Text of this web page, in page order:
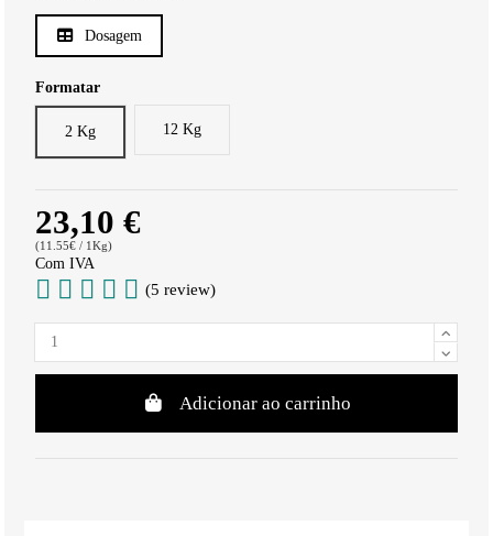
Dosagem
Formatar
2 Kg 12 Kg
23,10 €
(11.55€ / 1Kg)
Com IVA
(5 review)
Adicionar ao carrinho